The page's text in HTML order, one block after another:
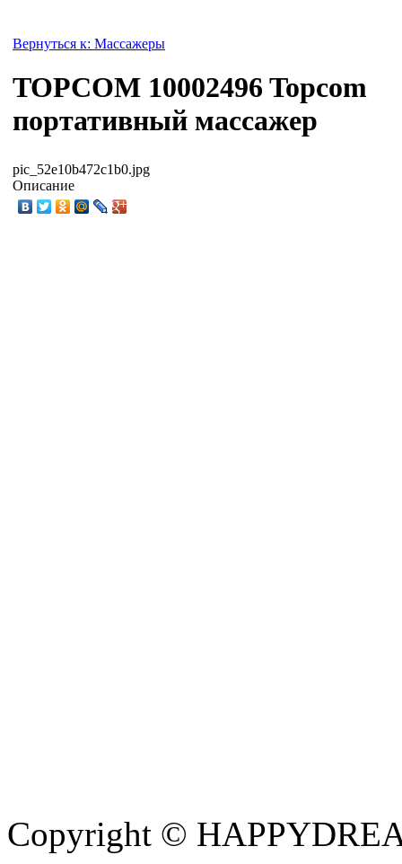
Вернуться к: Массажеры
TOPCOM 10002496 Topcom
портативный массажер
pic_52e10b472c1b0.jpg
Описание
Copyright ©